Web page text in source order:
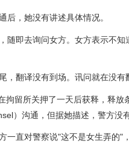
，她没有讲述具体情况。
即去询问女方。女方表示不
翻译没有到场。讯问就在没有
留所关押了一天后获释，释
）沟通，但据她描述，警方没
直对警察说"这不是女生弄的"